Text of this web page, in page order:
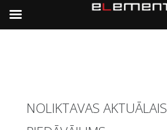
NOLIKTAVAS AKTUĀLAIS